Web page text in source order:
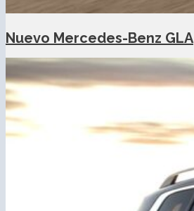
Nuevo Mercedes-Benz GLA